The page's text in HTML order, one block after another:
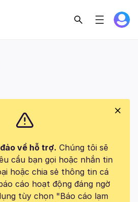
về hỗ trợ. Chúng tôi sẽ
cầu bạn gọi hoặc nhắn tin
hoặc chia sẻ thông tin cá
cáo hoạt động đáng ngờ
tùy chọn "Báo cáo lạm